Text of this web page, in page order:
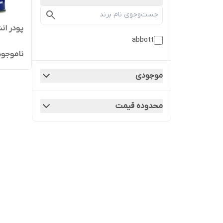
abbott
موجودی
محدوده قیمت
پودر